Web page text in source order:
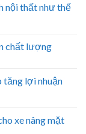
nội thất như thế
chất lượng
tăng lợi nhuận
xe nâng mặt